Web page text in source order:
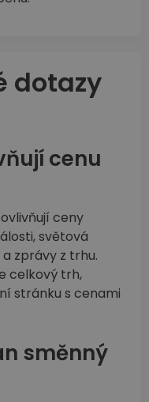
dotazy
cenu
ceny
světová
zprávy z trhu.
celkový trh,
stránku s cenami
směnný